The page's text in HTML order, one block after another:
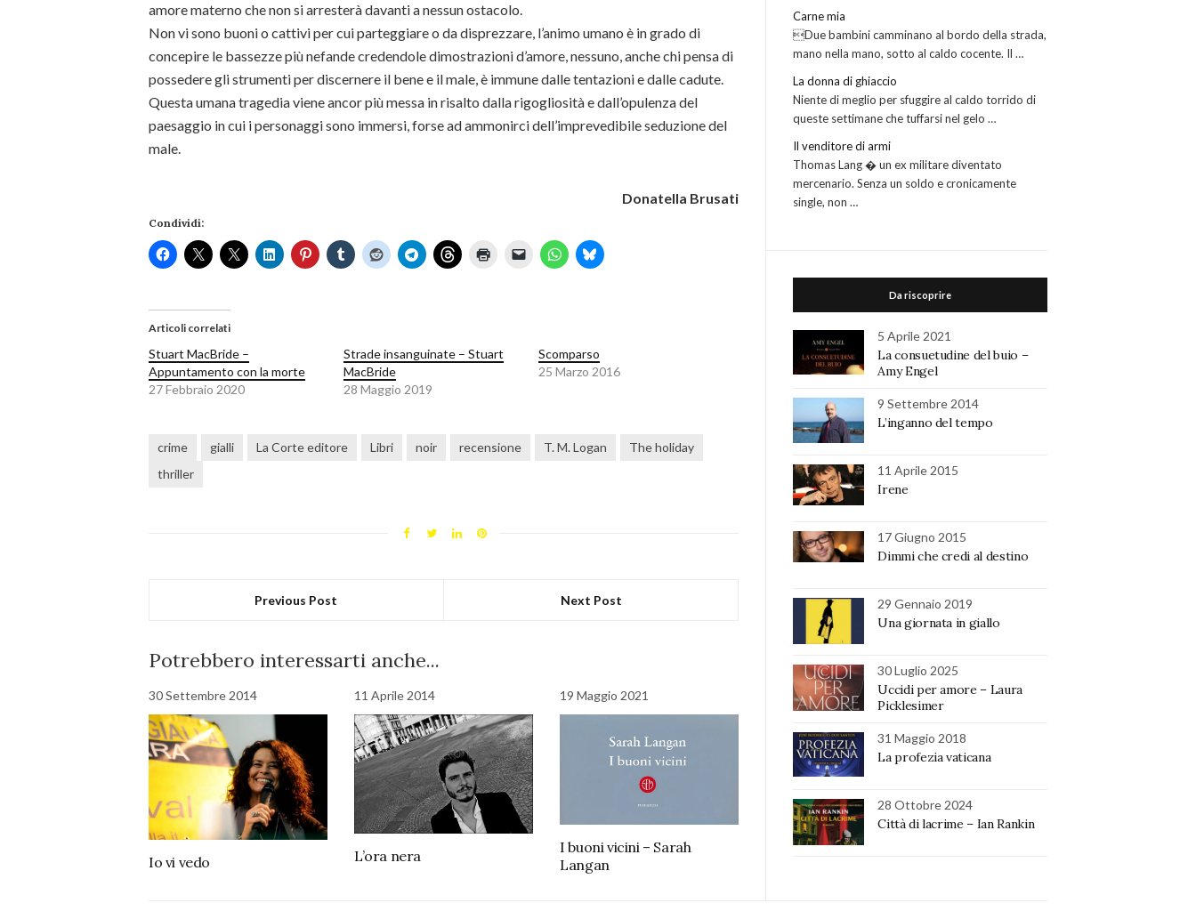
amore materno che non si arresterà davanti a nessun ostacolo.
Non vi sono buoni o cattivi per cui parteggiare o da disprezzare, l’animo umano è in grado di
concepire le bassezze più nefande credendole dimostrazioni d’amore, nessuno, anche chi pensa di
possedere gli strumenti per discernere il bene e il male, è immune dalle tentazioni e dalle cadute.
Questa umana tragedia viene ancor più messa in risalto dalla rigogliosità e dall’opulenza del
paesaggio in cui i personaggi sono immersi, forse ad ammonirci dell’imprevedibile seduzione del
male.
Donatella Brusati
Condividi:
Articoli correlati
Stuart MacBride –
Appuntamento con la morte
27 Febbraio 2020
Strade insanguinate – Stuart
MacBride
28 Maggio 2019
Scomparso
25 Marzo 2016
crime gialli La Corte editore Libri noir recensione T. M. Logan
The holiday
thriller
Previous Post Next Post
Potrebbero interessarti anche...
30 Settembre 2014
Io vi vedo
11 Aprile 2014
L’ora nera
19 Maggio 2021
I buoni vicini – Sarah
Langan
Carne mia
Due bambini camminano al bordo della strada,
mano nella mano, sotto al caldo cocente. Il …
La donna di ghiaccio
Niente di meglio per sfuggire al caldo torrido di
queste settimane che tuffarsi nel gelo …
Il venditore di armi
Thomas Lang � un ex militare diventato
mercenario. Senza un soldo e cronicamente
single, non …
Da riscoprire
5 Aprile 2021
La consuetudine del buio –
Amy Engel
9 Settembre 2014
L’inganno del tempo
11 Aprile 2015
Irene
17 Giugno 2015
Dimmi che credi al destino
29 Gennaio 2019
Una giornata in giallo
30 Luglio 2025
Uccidi per amore – Laura
Picklesimer
31 Maggio 2018
La profezia vaticana
28 Ottobre 2024
Città di lacrime – Ian Rankin